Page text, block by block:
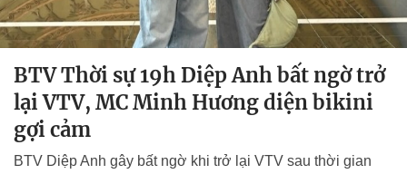
BTV Thời sự 19h Diệp Anh bất ngờ trở
lại VTV, MC Minh Hương diện bikini
gợi cảm
BTV Diệp Anh gây bất ngờ khi trở lại VTV sau thời gian